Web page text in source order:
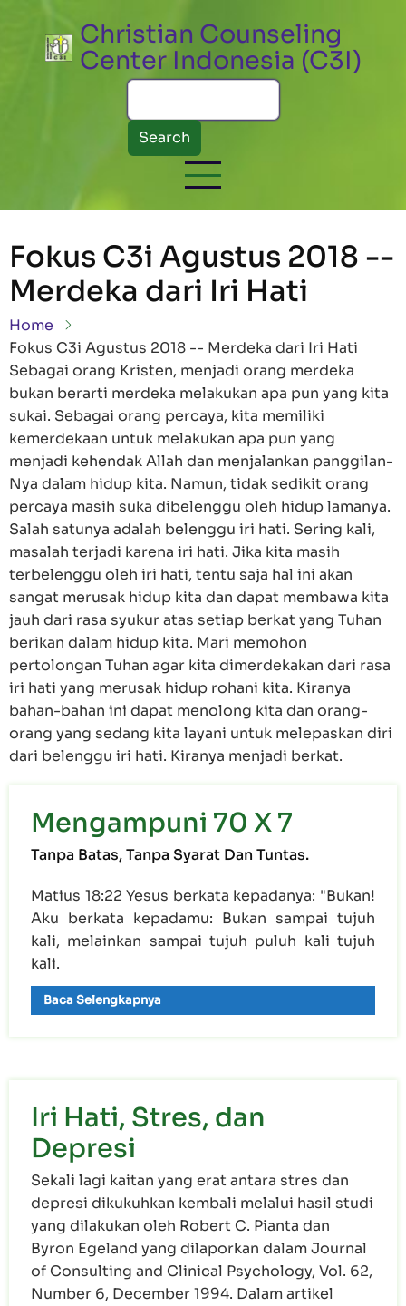
Christian Counseling
Center Indonesia (C3I)
Search
Fokus C3i Agustus 2018 --
Merdeka dari Iri Hati
Breadcrumb
Home
Fokus C3i Agustus 2018 -- Merdeka dari Iri Hati
Sebagai orang Kristen, menjadi orang merdeka
bukan berarti merdeka melakukan apa pun yang kita
sukai. Sebagai orang percaya, kita memiliki
kemerdekaan untuk melakukan apa pun yang
menjadi kehendak Allah dan menjalankan panggilan-
Nya dalam hidup kita. Namun, tidak sedikit orang
percaya masih suka dibelenggu oleh hidup lamanya.
Salah satunya adalah belenggu iri hati. Sering kali,
masalah terjadi karena iri hati. Jika kita masih
terbelenggu oleh iri hati, tentu saja hal ini akan
sangat merusak hidup kita dan dapat membawa kita
jauh dari rasa syukur atas setiap berkat yang Tuhan
berikan dalam hidup kita. Mari memohon
pertolongan Tuhan agar kita dimerdekakan dari rasa
iri hati yang merusak hidup rohani kita. Kiranya
bahan-bahan ini dapat menolong kita dan orang-
orang yang sedang kita layani untuk melepaskan diri
dari belenggu iri hati. Kiranya menjadi berkat.
Mengampuni 70 X 7
Tanpa Batas, Tanpa Syarat Dan Tuntas.
Matius 18:22 Yesus berkata kepadanya: "Bukan!
Aku berkata kepadamu: Bukan sampai tujuh
kali, melainkan sampai tujuh puluh kali tujuh
kali.
Baca Selengkapnya
Iri Hati, Stres, dan
Depresi
Sekali lagi kaitan yang erat antara stres dan
depresi dikukuhkan kembali melalui hasil studi
yang dilakukan oleh Robert C. Pianta dan
Byron Egeland yang dilaporkan dalam Journal
of Consulting and Clinical Psychology, Vol. 62,
Number 6, December 1994. Dalam artikel